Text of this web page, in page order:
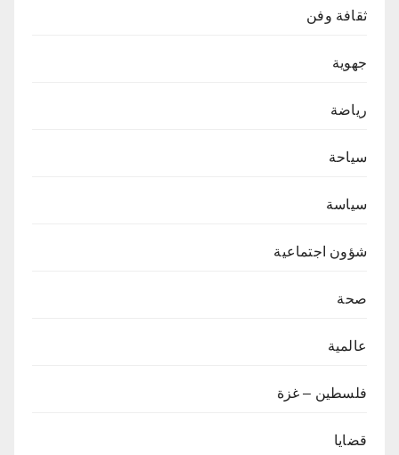
ثقافة وفن
جهوية
رياضة
سياحة
سياسة
شؤون اجتماعية
صحة
عالمية
فلسطين – غزة
قضايا